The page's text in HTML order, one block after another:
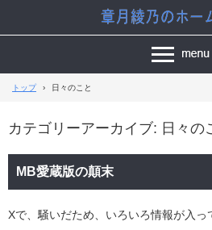
トップ › 日々のこと
カテゴリーアーカイブ: 日々の
MB愛蔵版の顛末
Xで、騒いだため、いろいろ情報が入っ